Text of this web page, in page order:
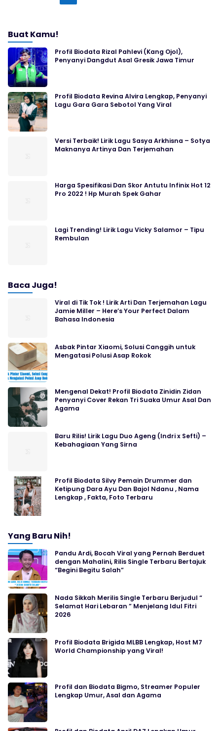
Buat Kamu!
Profil Biodata Rizal Pahlevi (Kang Ojol),
Penyanyi Dangdut Asal Gresik Jawa Timur
Profil Biodata Revina Alvira Lengkap, Penyanyi
Lagu Gara Gara Sebotol Yang Viral
Versi Terbaik! Lirik Lagu Sasya Arkhisna – Sotya
Maknanya Artinya Dan Terjemahan
Harga Spesifikasi Dan Skor Antutu Infinix Hot 12
Pro 2022 ! Hp Murah Spek Gahar
Lagi Trending! Lirik Lagu Vicky Salamor – Tipu
Rembulan
Baca Juga!
Viral di Tik Tok ! Lirik Arti Dan Terjemahan Lagu
Jamie Miller – Here’s Your Perfect Dalam
Bahasa Indonesia
Asbak Pintar Xiaomi, Solusi Canggih untuk
Mengatasi Polusi Asap Rokok
Mengenal Dekat! Profil Biodata Zinidin Zidan
Penyanyi Cover Rekan Tri Suaka Umur Asal Dan
Agama
Baru Rilis! Lirik Lagu Duo Ageng (Indri x Sefti) –
Kebahagiaan Yang Sirna
Profil Biodata Silvy Pemain Drummer dan
Ketipung Dara Ayu Dan Bajol Ndanu , Nama
Lengkap , Fakta, Foto Terbaru
Yang Baru Nih!
Pandu Ardi, Bocah Viral yang Pernah Berduet
dengan Mahalini, Rilis Single Terbaru Bertajuk
“Begini Begitu Salah”
Nada Sikkah Merilis Single Terbaru Berjudul “
Selamat Hari Lebaran ” Menjelang Idul Fitri
2026
Profil Biodata Brigida MLBB Lengkap, Host M7
World Championship yang Viral!
Profil dan Biodata Bigmo, Streamer Populer
Lengkap Umur, Asal dan Agama